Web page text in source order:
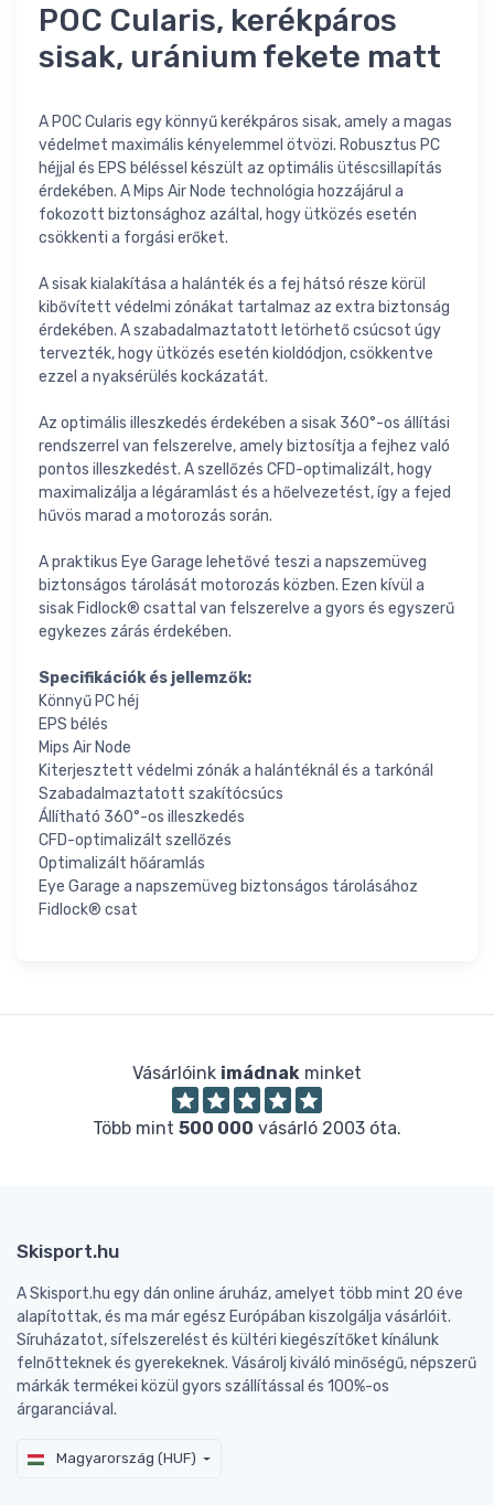
POC Cularis, kerékpáros
sisak, uránium fekete matt
A POC Cularis egy könnyű kerékpáros sisak, amely a magas
védelmet maximális kényelemmel ötvözi. Robusztus PC
héjjal és EPS béléssel készült az optimális ütéscsillapítás
érdekében. A Mips Air Node technológia hozzájárul a
fokozott biztonsághoz azáltal, hogy ütközés esetén
csökkenti a forgási erőket.
A sisak kialakítása a halánték és a fej hátsó része körül
kibővített védelmi zónákat tartalmaz az extra biztonság
érdekében. A szabadalmaztatott letörhető csúcsot úgy
tervezték, hogy ütközés esetén kioldódjon, csökkentve
ezzel a nyaksérülés kockázatát.
Az optimális illeszkedés érdekében a sisak 360°-os állítási
rendszerrel van felszerelve, amely biztosítja a fejhez való
pontos illeszkedést. A szellőzés CFD-optimalizált, hogy
maximalizálja a légáramlást és a hőelvezetést, így a fejed
hűvös marad a motorozás során.
A praktikus Eye Garage lehetővé teszi a napszemüveg
biztonságos tárolását motorozás közben. Ezen kívül a
sisak Fidlock® csattal van felszerelve a gyors és egyszerű
egykezes zárás érdekében.
Specifikációk és jellemzők:
Könnyű PC héj
EPS bélés
Mips Air Node
Kiterjesztett védelmi zónák a halántéknál és a tarkónál
Szabadalmaztatott szakítócsúcs
Állítható 360°-os illeszkedés
CFD-optimalizált szellőzés
Optimalizált hőáramlás
Eye Garage a napszemüveg biztonságos tárolásához
Fidlock® csat
Vásárlóink imádnak minket
Több mint 500 000 vásárló 2003 óta.
Skisport.hu
A Skisport.hu egy dán online áruház, amelyet több mint 20 éve
alapítottak, és ma már egész Európában kiszolgálja vásárlóit.
Síruházatot, sífelszerelést és kültéri kiegészítőket kínálunk
felnőtteknek és gyerekeknek. Vásárolj kiváló minőségű, népszerű
márkák termékei közül gyors szállítással és 100%-os
árgaranciával.
Magyarország (HUF)